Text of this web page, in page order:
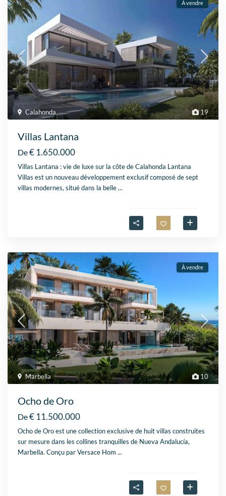
19
Calahonda
À vendre
Villas Lantana
De€ 1.650.000
Villas Lantana : vie de luxe sur la côte de Calahonda Lantana
Villas est un nouveau développement exclusif composé de sept
villas modernes, situé dans la belle...
10
Marbella
À vendre
Ocho de Oro
De€ 11.500.000
Ocho de Oro est une collection exclusive de huit villas construites
sur mesure dans les collines tranquilles de Nueva Andalucía,
Marbella. Conçu par Versace Hom...